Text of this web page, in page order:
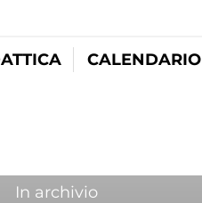
CALENDARIO
In archivio